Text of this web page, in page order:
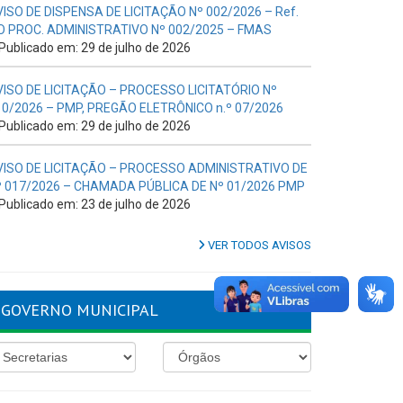
DE DISPENSA DE LICITAÇÃO Nº 002/2026 – Ref.
PROC. ADMINISTRATIVO Nº 002/2025 – FMAS
Publicado em: 29 de julho de 2026
DE LICITAÇÃO – PROCESSO LICITATÓRIO Nº
2026 – PMP, PREGÃO ELETRÔNICO n.º 07/2026
Publicado em: 29 de julho de 2026
DE LICITAÇÃO – PROCESSO ADMINISTRATIVO DE
017/2026 – CHAMADA PÚBLICA DE Nº 01/2026 PMP
Publicado em: 23 de julho de 2026
VER TODOS AVISOS
GOVERNO MUNICIPAL